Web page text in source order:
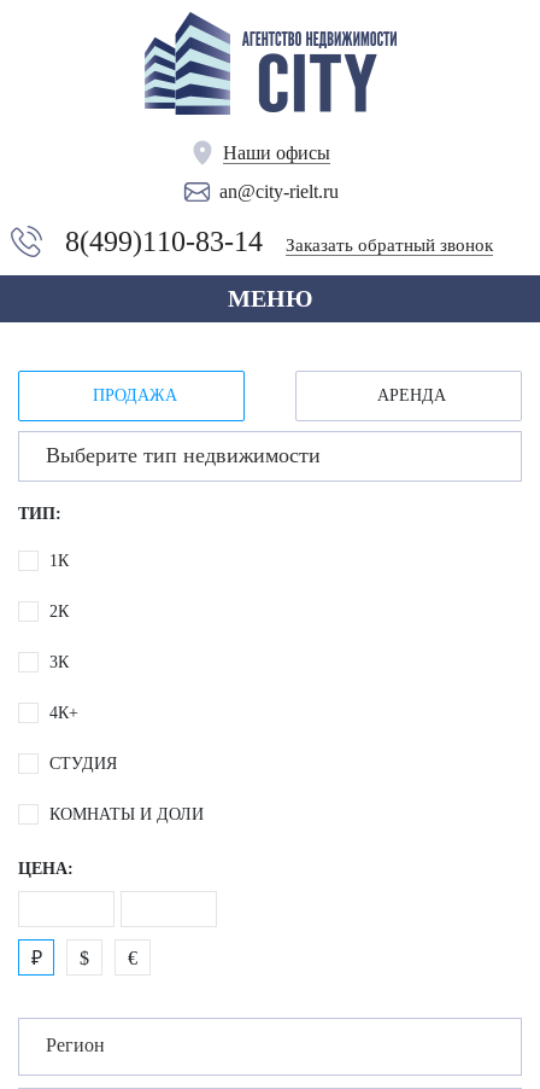
Наши офисы
an@city-rielt.ru
8(499)110-83-14 Заказать обратный звонок
МЕНЮ
ПРОДАЖА АРЕНДА
Выберите тип недвижимости
ТИП:
1К
2К
3К
4К+
СТУДИЯ
КОМНАТЫ И ДОЛИ
ЦЕНА:
₽ $ €
Регион